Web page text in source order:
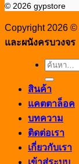
© 2026 gypstore
Copyright 2026 ©
และผนังครบวงจร
ค้นหา:
สินค้า
แคตตาล็อค
บทความ
ติดต่อเรา
เกี่ยวกับเรา
เข้าสู่ระบบ